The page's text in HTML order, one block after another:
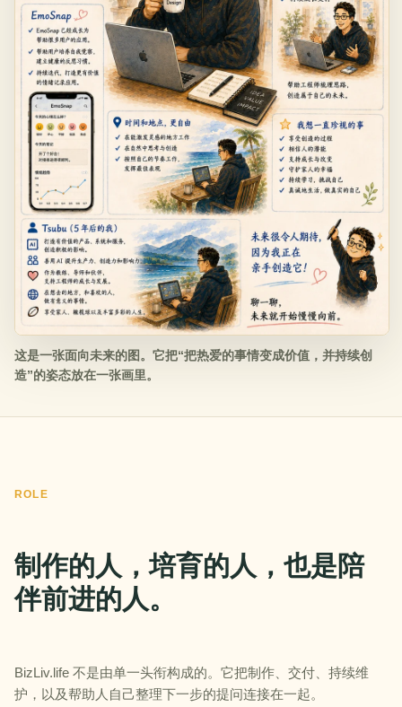
这是一张面向未来的图。它把“把热爱的事情变成价值，并持续创
造”的姿态放在一张画里。
ROLE
制作的人，培育的人，也是陪
伴前进的人。
BizLiv.life 不是由单一头衔构成的。它把制作、交付、持续维
护，以及帮助人自己整理下一步的提问连接在一起。